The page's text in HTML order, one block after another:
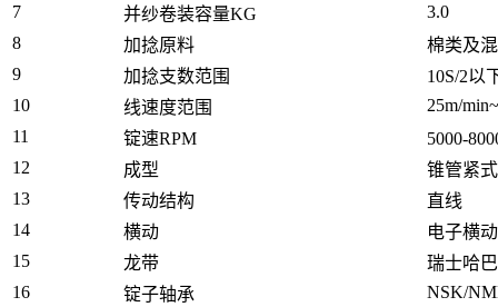
7
并纱卷装容量KG
3.0
8
加捻原料
棉类及
9
加捻支数范围
10S/2以
10
线速度范围
25m/
11
锭速RPM
5000-
12
成型
锥管紧
13
传动结构
直线
14
横动
电子横
15
龙带
瑞士哈
16
锭子轴承
NSK/